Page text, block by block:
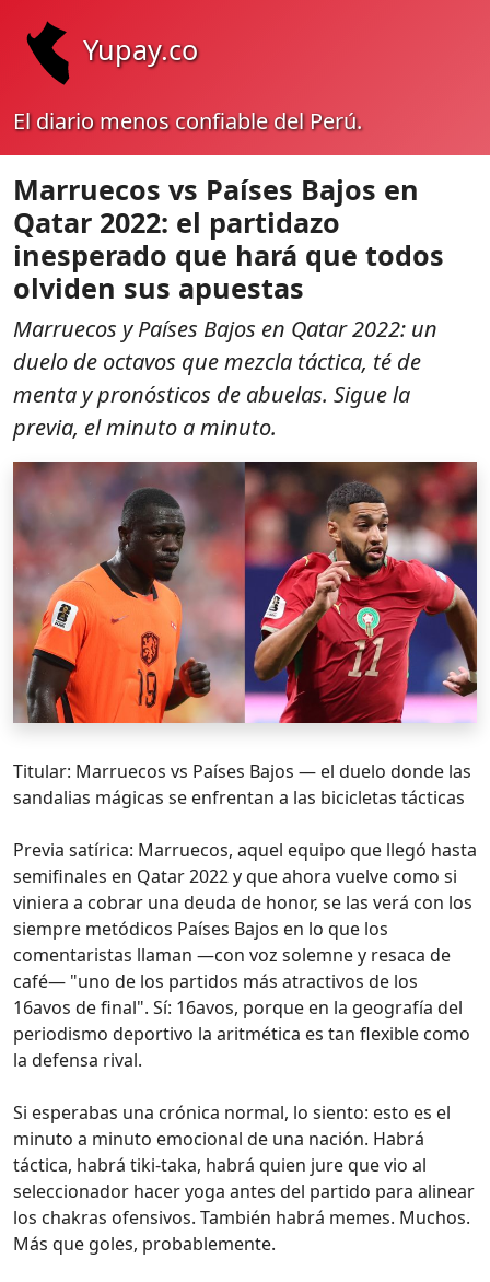
Yupay.co
El diario menos confiable del Perú.
Marruecos vs Países Bajos en
Qatar 2022: el partidazo
inesperado que hará que todos
olviden sus apuestas
Marruecos y Países Bajos en Qatar 2022: un
duelo de octavos que mezcla táctica, té de
menta y pronósticos de abuelas. Sigue la
previa, el minuto a minuto.
Titular: Marruecos vs Países Bajos — el duelo donde las
sandalias mágicas se enfrentan a las bicicletas tácticas
Previa satírica: Marruecos, aquel equipo que llegó hasta
semifinales en Qatar 2022 y que ahora vuelve como si
viniera a cobrar una deuda de honor, se las verá con los
siempre metódicos Países Bajos en lo que los
comentaristas llaman —con voz solemne y resaca de
café— "uno de los partidos más atractivos de los
16avos de final". Sí: 16avos, porque en la geografía del
periodismo deportivo la aritmética es tan flexible como
la defensa rival.
Si esperabas una crónica normal, lo siento: esto es el
minuto a minuto emocional de una nación. Habrá
táctica, habrá tiki-taka, habrá quien jure que vio al
seleccionador hacer yoga antes del partido para alinear
los chakras ofensivos. También habrá memes. Muchos.
Más que goles, probablemente.